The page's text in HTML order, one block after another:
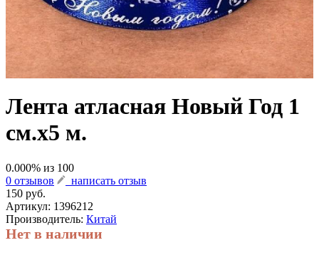
Лента атласная Новый Год 1
см.х5 м.
0.000% из 100
0 отзывов
написать отзыв
150 руб.
Артикул: 1396212
Производитель: Китай
Нет в наличии